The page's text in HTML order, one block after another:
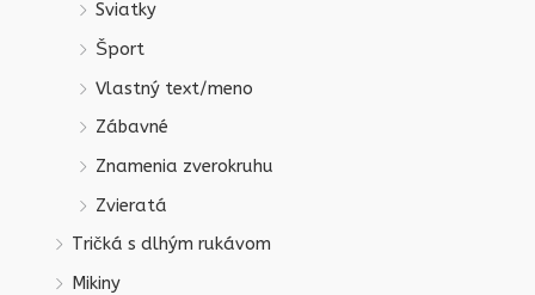
Sviatky
Šport
Vlastný text/meno
Zábavné
Znamenia zverokruhu
Zvieratá
Tričká s dlhým rukávom
Mikiny